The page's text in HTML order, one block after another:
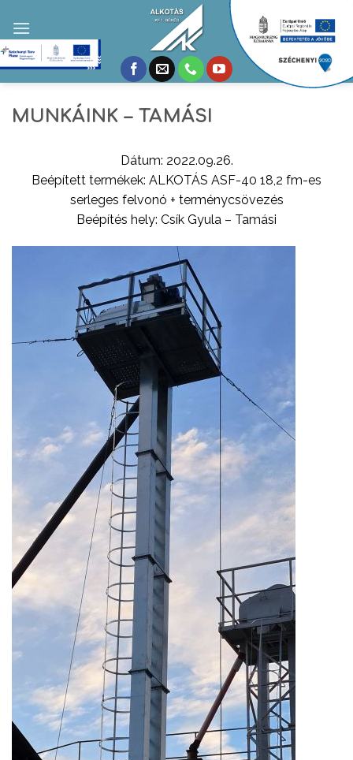
content
MUNKÁINK – TAMÁSI
Dátum: 2022.09.26.
Beépített termékek: ALKOTÁS ASF-40 18,2 fm-es
serleges felvonó + terménycsövezés
Beépítés hely: Csík Gyula – Tamási